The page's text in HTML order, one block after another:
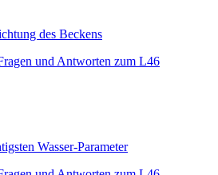
des Beckens
und Antworten zum L46
Wasser-Parameter